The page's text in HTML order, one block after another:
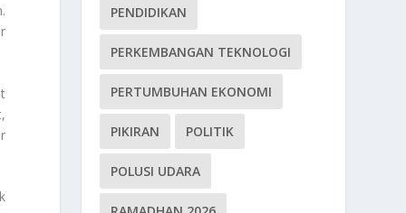
PENDIDIKAN
PERKEMBANGAN TEKNOLOGI
PERTUMBUHAN EKONOMI
PIKIRAN POLITIK
POLUSI UDARA